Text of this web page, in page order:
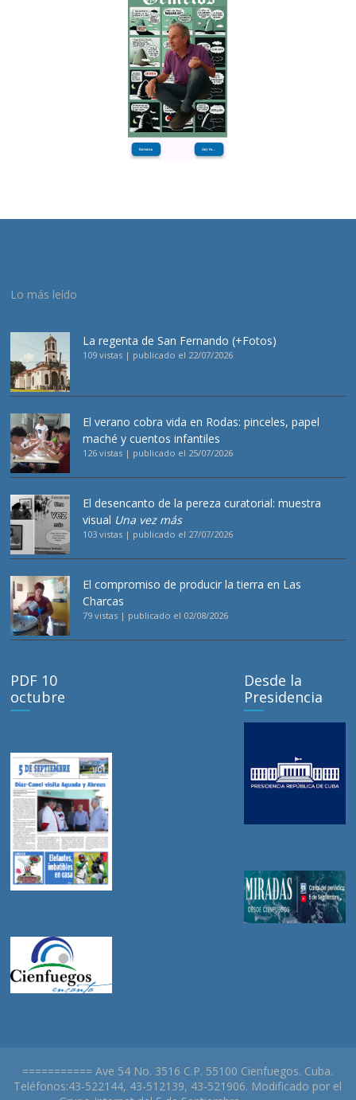
Lo más leído
La regenta de San Fernando (+Fotos)
109 vistas | publicado el 22/07/2026
El verano cobra vida en Rodas: pinceles, papel
maché y cuentos infantiles
126 vistas | publicado el 25/07/2026
El desencanto de la pereza curatorial: muestra
visual Una vez más
103 vistas | publicado el 27/07/2026
El compromiso de producir la tierra en Las
Charcas
79 vistas | publicado el 02/08/2026
PDF 10
octubre
Desde la
Presidencia
=========== Ave 54 No. 3516 C.P. 55100 Cienfuegos. Cuba.
Teléfonos:43-522144, 43-512139, 43-521906. Modificado por el